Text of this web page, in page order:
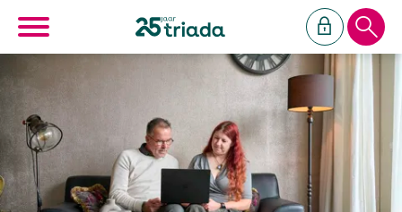
Naar hoofdinhoud
Naar hoofdnavigatiemenu
Naar zoeken
Naar de homepage
Ga naar Hoofd